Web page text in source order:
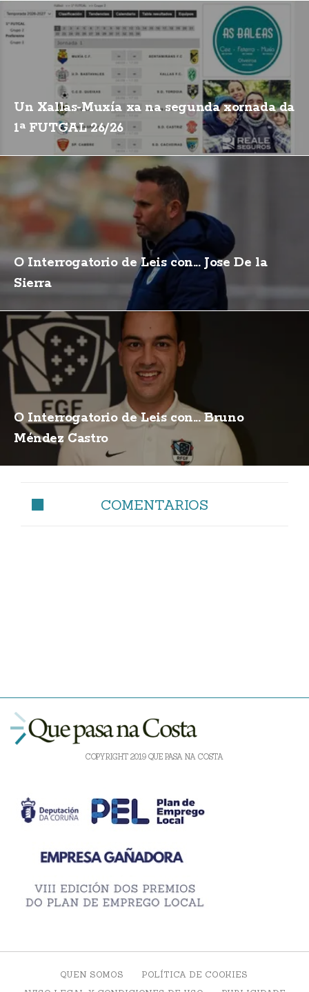
Un Xallas-Muxía xa na segunda xornada da
1ª FUTGAL 26/26
O Interrogatorio de Leis con... Jose De la
Sierra
O Interrogatorio de Leis con... Bruno
Méndez Castro
COMENTARIOS
COPYRIGHT 2019 QUE PASA NA COSTA
QUEN SOMOS
POLÍTICA DE COOKIES